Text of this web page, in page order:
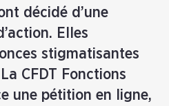
décidé d’une
Elles
stigmatisantes
CFDT Fonctions
une pétition en ligne,